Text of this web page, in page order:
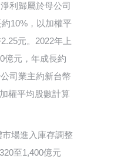
利歸屬於母公司
10%，以加權平
元。2022年上
億元，年成長約
司業主約新台幣
權平均股數計算
場進入庫存調整
至1,400億元